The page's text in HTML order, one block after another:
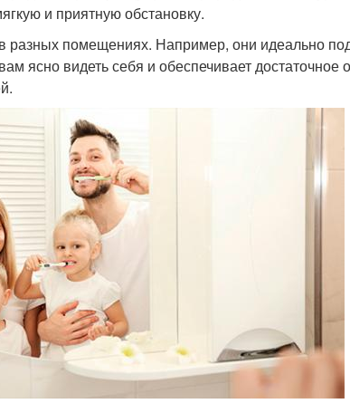
и приятную обстановку.
разных помещениях. Например, они идеально
ясно видеть себя и обеспечивает